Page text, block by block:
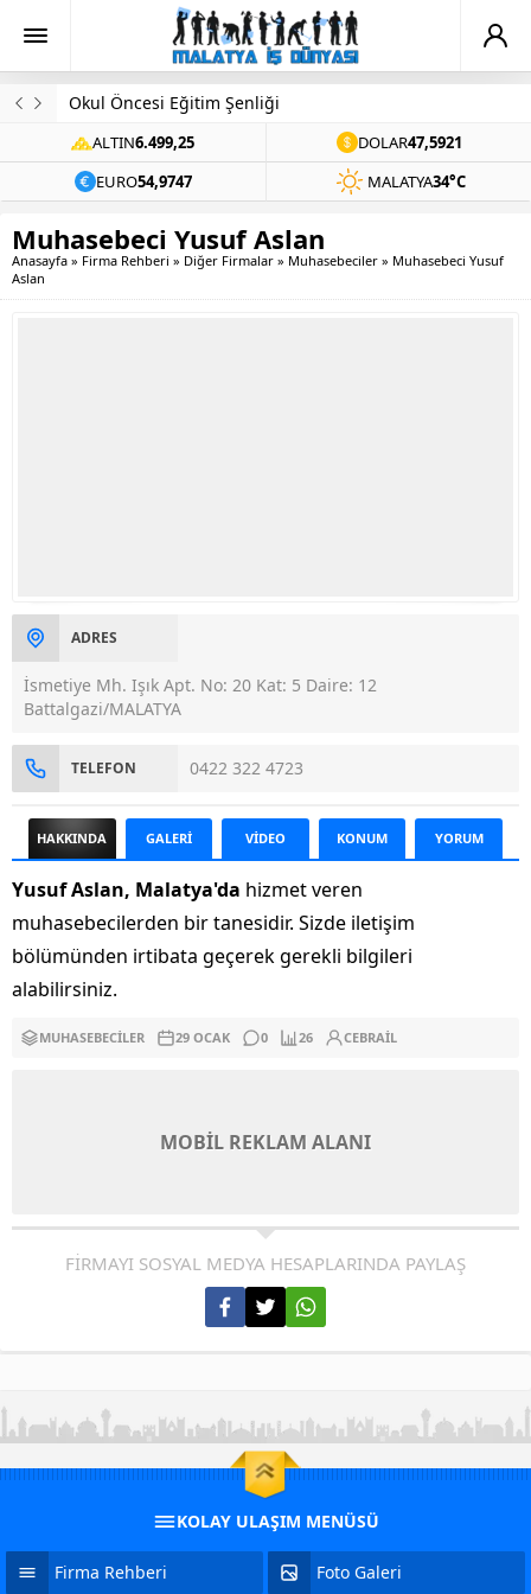
Okul Öncesi Eğitim Şenliği
ALTIN6.499,25 DOLAR47,5921
EURO54,9747 MALATYA34°C
Muhasebeci Yusuf Aslan
Anasayfa » Firma Rehberi » Diğer Firmalar » Muhasebeciler » Muhasebeci Yusuf
Aslan
ADRES
İsmetiye Mh. Işık Apt. No: 20 Kat: 5 Daire: 12
Battalgazi/MALATYA
TELEFON 0422 322 4723
HAKKINDA GALERİ VİDEO KONUM YORUM
Yusuf Aslan, Malatya'da hizmet veren
muhasebecilerden bir tanesidir. Sizde iletişim
bölümünden irtibata geçerek gerekli bilgileri
alabilirsiniz.
MUHASEBECILER 29 OCAK 0 26 CEBRAIL
MOBİL REKLAM ALANI
FİRMAYI SOSYAL MEDYA HESAPLARINDA PAYLAŞ
KOLAY ULAŞIM MENÜSÜ
Firma Rehberi Foto Galeri